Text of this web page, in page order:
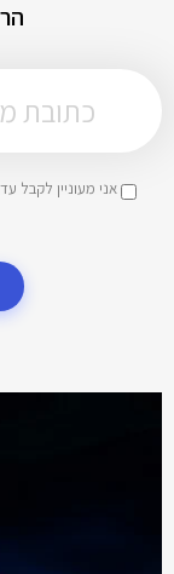
אני מעוניין לקבל